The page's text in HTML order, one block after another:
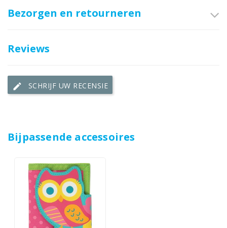
Bezorgen en retourneren
Reviews
edit SCHRIJF UW RECENSIE
Bijpassende accessoires